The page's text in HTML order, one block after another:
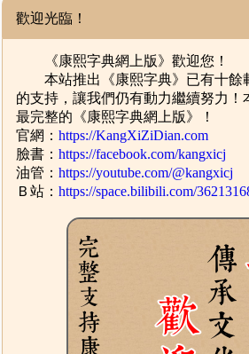
歡迎光臨！
《康熙字典網上版》歡迎您！
本站推出《康熙字典》已有十餘
的支持，讓我們仍有動力繼續努力！
最完整的《康熙字典網上版》！
官網：https://KangXiZiDian.com
臉書：https://facebook.com/kangxicj
油管：https://youtube.com/@kangxicj
Ｂ站：https://space.bilibili.com/